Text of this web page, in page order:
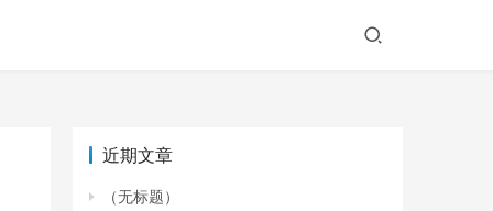
近期文章
（无标题）